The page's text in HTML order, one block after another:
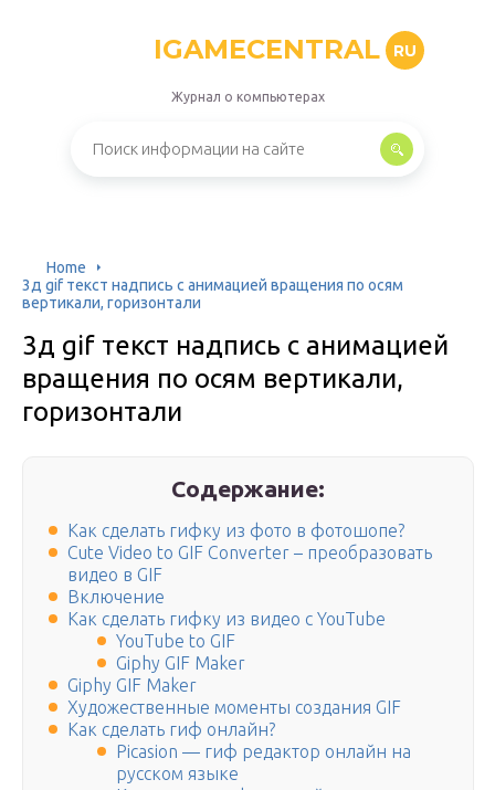
IGAMECENTRAL RU
Журнал о компьютерах
Home
3д gif текст надпись с анимацией вращения по осям
вертикали, горизонтали
3д gif текст надпись с анимацией
вращения по осям вертикали,
горизонтали
Содержание:
Как сделать гифку из фото в фотошопе?
Cute Video to GIF Converter – преобразовать
видео в GIF
Включение
Как сделать гифку из видео с YouTube
YouTube to GIF
Giphy GIF Maker
Giphy GIF Maker
Художественные моменты создания GIF
Как сделать гиф онлайн?
Picasion — гиф редактор онлайн на
русском языке